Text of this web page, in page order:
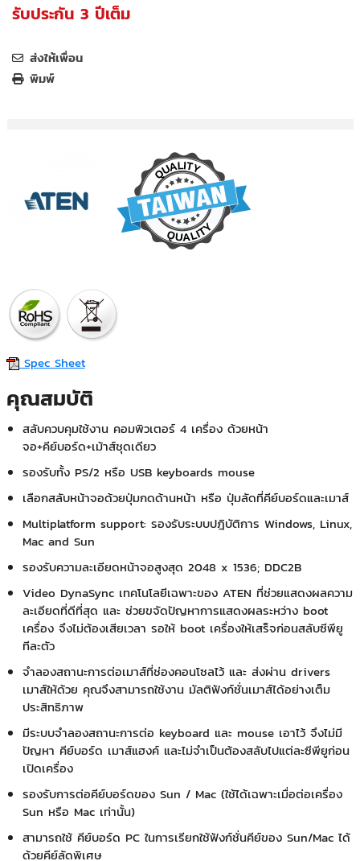
รับประกัน 3 ปีเต็ม
ส่งให้เพื่อน
พิมพ์
Spec Sheet
คุณสมบัติ
สลับควบคุมใช้งาน คอมพิวเตอร์ 4 เครื่อง ด้วยหน้า
จอ+คีย์บอร์ด+เม้าส์ชุดเดียว
รองรับทั้ง PS/2 หรือ USB keyboards mouse
เลือกสลับหน้าจอด้วยปุ่มกดด้านหน้า หรือ ปุ่มลัดที่คีย์บอร์ดและเมาส์
Multiplatform support: รองรับระบบปฎิบัติการ Windows, Linux,
Mac and Sun
รองรับความละเอียดหน้าจอสูงสุด 2048 x 1536; DDC2B
Video DynaSync เทคโนโลยีเฉพาะของ ATEN ที่ช่วยแสดงผลความ
ละเอียดที่ดีที่สุด และ ช่วยขจัดปัญหาการแสดงผลระหว่าง boot
เครื่อง จึงไม่ต้องเสียเวลา รอให้ boot เครื่องให้เสร็จก่อนสลับซีพียู
ทีละตัว
จำลองสถานะการต่อเมาส์ที่ช่องคอนโซลไว้ และ ส่งผ่าน drivers
เมาส์ให้ด้วย คุณจึงสามารถใช้งาน มัลติฟังก์ชั่นเมาส์ได้อย่างเต็ม
ประสิทธิภาพ
มีระบบจำลองสถานะการต่อ keyboard และ mouse เอาไว้ จึงไม่มี
ปัญหา คีย์บอร์ด เมาส์แฮงค์ และไม่จำเป็นต้องสลับไปแต่ละซีพียูก่อน
เปิดเครื่อง
รองรับการต่อคีย์บอร์ดของ Sun / Mac (ใช้ได้เฉพาะเมื่อต่อเครื่อง
Sun หรือ Mac เท่านั้น)
สามารถใช้ คีย์บอร์ด PC ในการเรียกใช้ฟังก์ชั่นคีย์ของ Sun/Mac ได้
ด้วยคีย์ลัดพิเศษ